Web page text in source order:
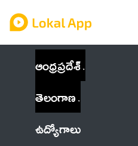
ఆంధ్రప్రదేశ్
తెలంగాణ
ఉద్యోగాలు